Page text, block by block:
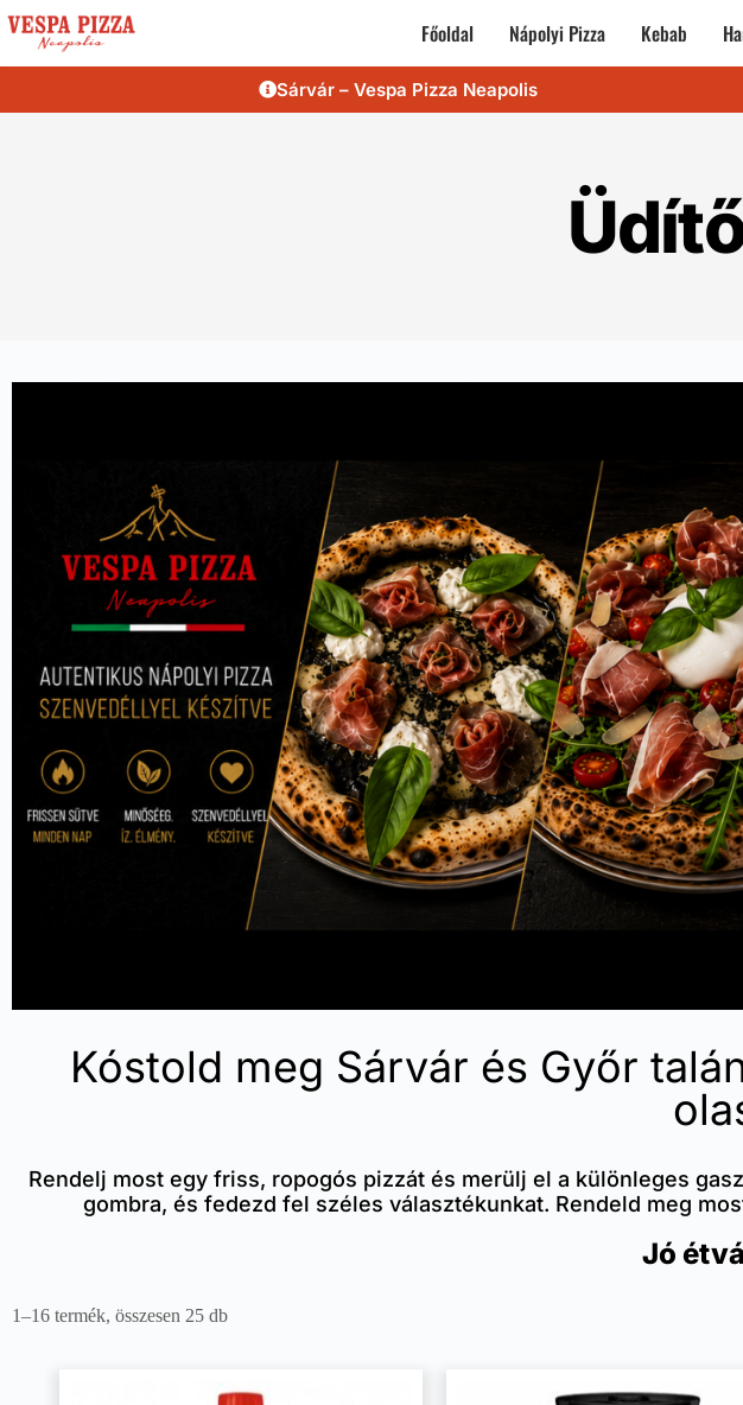
Főoldal Nápolyi Pizza Kebab
Sárvár – Vespa Pizza Neapolis
Kóstold meg Sárvár és Győr
Rendelj most egy friss, ropogós pizzát és merülj el a különleges
gombra, és fedezd fel széles választékunkat. Rendeld meg
Jó
1–16 termék, összesen 25 db